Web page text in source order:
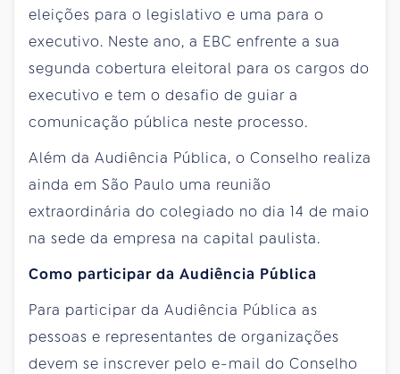
eleições para o legislativo e uma para o
executivo. Neste ano, a EBC enfrente a sua
segunda cobertura eleitoral para os cargos do
executivo e tem o desafio de guiar a
comunicação pública neste processo.
Além da Audiência Pública, o Conselho realiza
ainda em São Paulo uma reunião
extraordinária do colegiado no dia 14 de maio
na sede da empresa na capital paulista.
Como participar da Audiência Pública
Para participar da Audiência Pública as
pessoas e representantes de organizações
devem se inscrever pelo e-mail do Conselho